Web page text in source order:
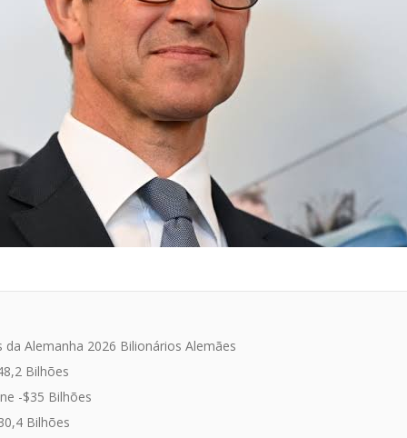
da Alemanha 2026 Bilionários Alemães
Bilhões
-$35 Bilhões
Bilhões